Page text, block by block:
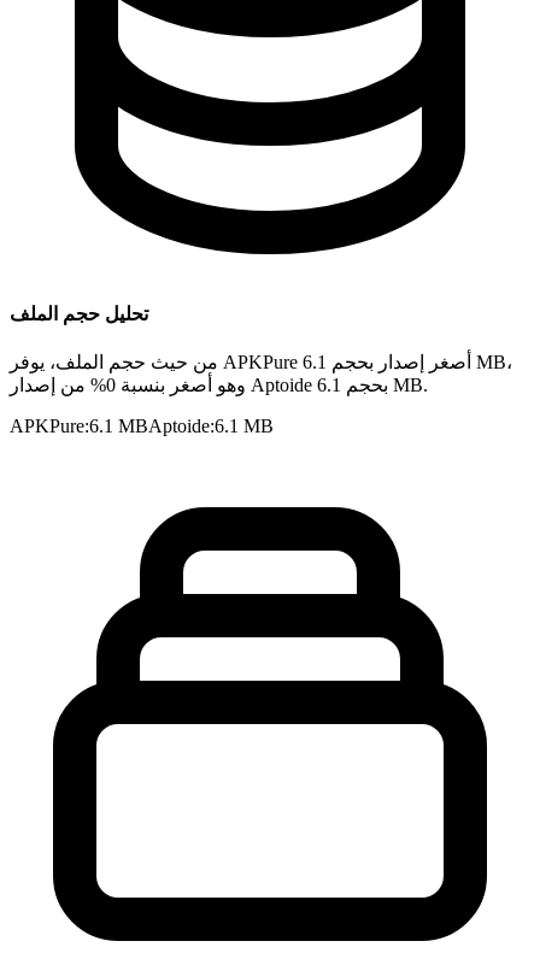
تحليل حجم الملف
من حيث حجم الملف، يوفر APKPure أصغر إصدار بحجم 6.1 MB،
وهو أصغر بنسبة 0% من إصدار Aptoide بحجم 6.1 MB.
APKPure:6.1 MBAptoide:6.1 MB